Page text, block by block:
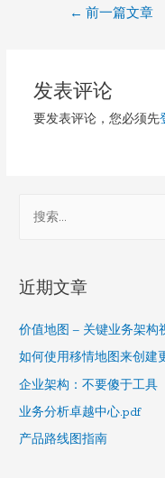
航
← 前一篇文章
发表评论
要发表评论，您必须先
r
h
f
o
近期文章
价值地图 – 关键业务架构
如何使用移情地图来创建
企业架构：不要傻于工具
业务分析卓越中心.pdf
产品路线图指南